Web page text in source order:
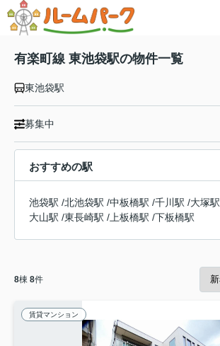
有楽町線 東池袋駅の物件一覧
東池袋駅
募集中
おすすめの駅
池袋駅 /北池袋駅 /中板橋駅 /千川駅 /大塚駅
大山駅 /東長崎駅 / 上板橋駅 /下板橋駅
8棟 8件
賃貸マンション